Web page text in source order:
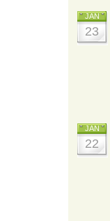
JAN
23
JAN
22